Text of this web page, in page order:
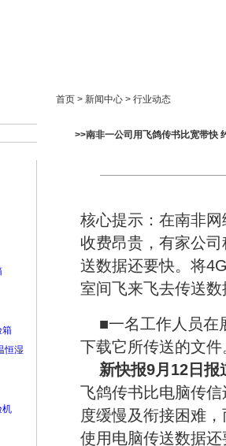
箱
恒湿
机
首页 > 新闻中心 > 行业动态
>>南非一公司用飞鸽传书比宽带快
核心提示：在南非
收费昂贵，有家公
送数据还要快。将
室间飞来飞去传送
■一名工作人员在
下载它所传送的文
新快报9月12日报
飞鸽传书比电脑传
度缓慢及衔接困难
使用电脑传送数据还